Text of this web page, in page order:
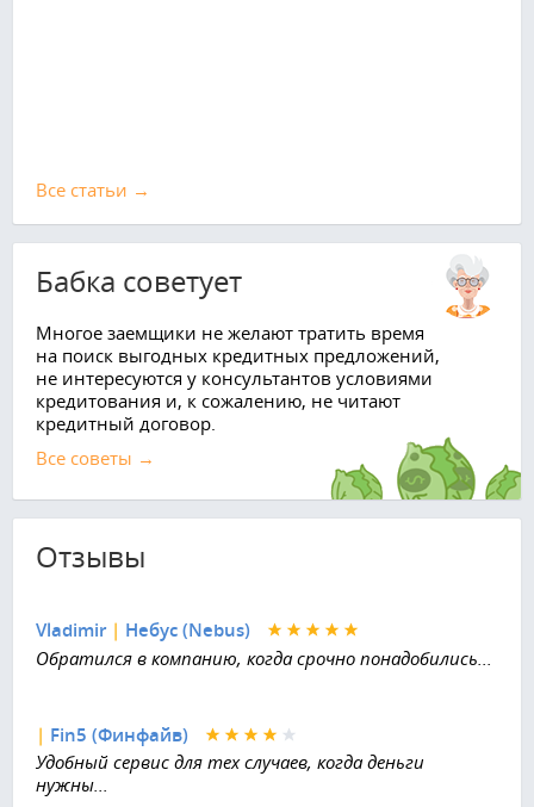
Все cтатьи →
Бабка советует
Многое заемщики не желают тратить время
на поиск выгодных кредитных предложений,
не интересуются у консультантов условиями
кредитования и, к сожалению, не читают
кредитный договор.
Все советы →
Отзывы
Vladimir | Небус (Nebus)
Обратился в компанию, когда срочно понадобились...
| Fin5 (Финфайв)
Удобный сервис для тех случаев, когда деньги
нужны...